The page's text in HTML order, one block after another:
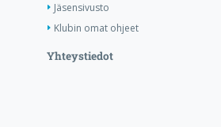
Jäsensivusto
Klubin omat ohjeet
Yhteystiedot